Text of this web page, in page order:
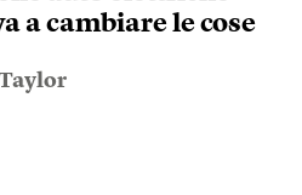
a cambiare le cose